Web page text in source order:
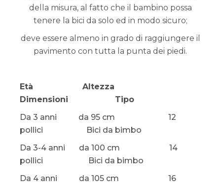
della misura, al fatto che il bambino possa
tenere la bici da solo ed in modo sicuro;
deve essere almeno in grado di raggiungere il
pavimento con tutta la punta dei piedi.
Età Altezza
Dimensioni Tipo
Da 3 anni da 95 cm 12
pollici Bici da bimbo
Da 3-4 anni da 100 cm 14
pollici Bici da bimbo
Da 4 anni da 105 cm 16